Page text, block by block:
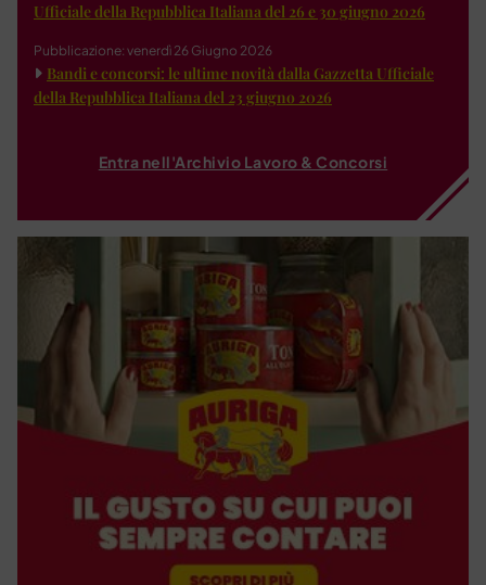
Ufficiale della Repubblica Italiana del 26 e 30 giugno 2026
Pubblicazione: venerdì 26 Giugno 2026
Bandi e concorsi: le ultime novità dalla Gazzetta Ufficiale
della Repubblica Italiana del 23 giugno 2026
Entra nell'Archivio Lavoro & Concorsi